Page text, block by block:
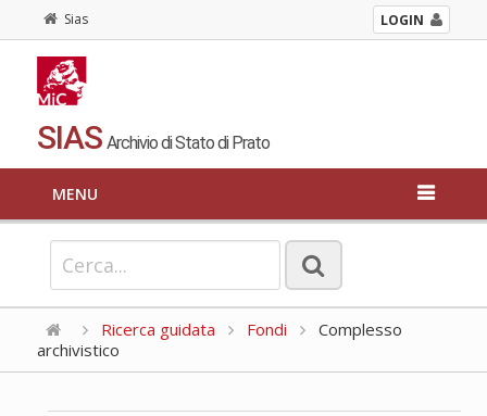
Sias LOGIN
SIAS Archivio di Stato di Prato
MENU
Ricerca guidata Fondi
Complesso
archivistico